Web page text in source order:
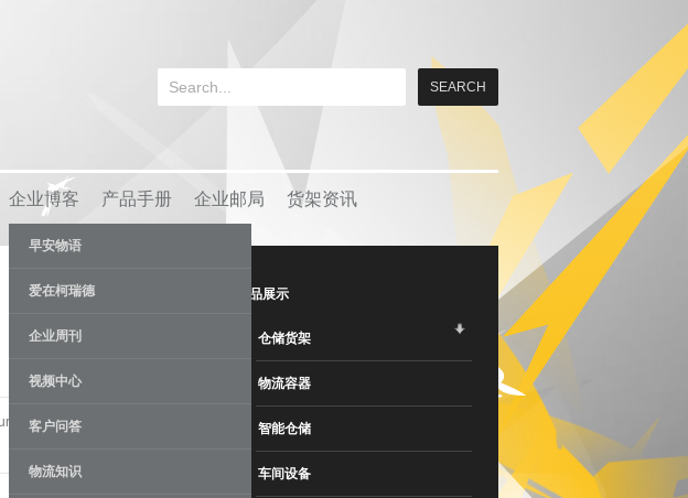
企业博客
早安物语
爱在柯瑞德
企业周刊
视频中心
客户问答
物流知识
产品手册 企业邮局 货架资讯
苏州柯瑞德货架厂
产品展示
仓储货架
物流容器
智能仓储
车间设备